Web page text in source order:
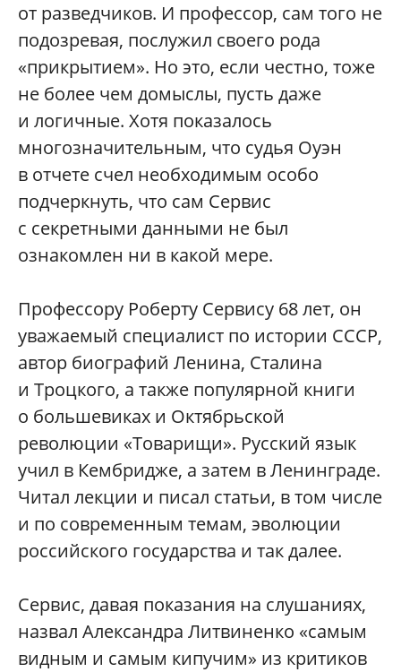
от разведчиков. И профессор, сам того не
подозревая, послужил своего рода
«прикрытием». Но это, если честно, тоже
не более чем домыслы, пусть даже
и логичные. Хотя показалось
многозначительным, что судья Оуэн
в отчете счел необходимым особо
подчеркнуть, что сам Сервис
с секретными данными не был
ознакомлен ни в какой мере.
Профессору Роберту Сервису 68 лет, он
уважаемый специалист по истории СССР,
автор биографий Ленина, Сталина
и Троцкого, а также популярной книги
о большевиках и Октябрьской
революции «Товарищи». Русский язык
учил в Кембридже, а затем в Ленинграде.
Читал лекции и писал статьи, в том числе
и по современным темам, эволюции
российского государства и так далее.
Сервис, давая показания на слушаниях,
назвал Александра Литвиненко «самым
видным и самым кипучим» из критиков